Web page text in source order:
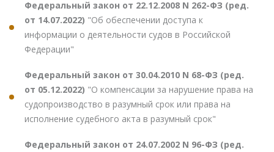
Федеральный закон от 22.12.2008 N 262-ФЗ (ред.
от 14.07.2022) "Об обеспечении доступа к
информации о деятельности судов в Российской
Федерации"
Федеральный закон от 30.04.2010 N 68-ФЗ (ред.
от 05.12.2022) "О компенсации за нарушение права на
судопроизводство в разумный срок или права на
исполнение судебного акта в разумный срок"
Федеральный закон от 24.07.2002 N 96-ФЗ (ред.